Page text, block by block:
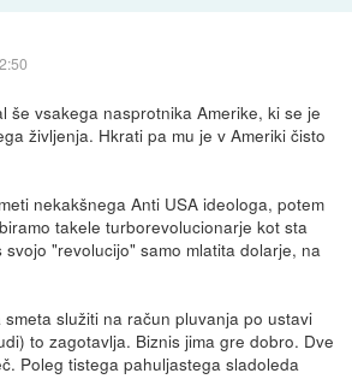
še vsakega nasprotnika Amerike, ki se je
življenja. Hkrati pa mu je v Ameriki čisto
nekakšnega Anti USA ideologa, potem
takele turborevolucionarje kot sta
svojo "revolucijo" samo mlatita dolarje, na
služiti na račun pluvanja po ustavi
to zagotavlja. Biznis jima gre dobro. Dve
Poleg tistega pahuljastega sladoleda